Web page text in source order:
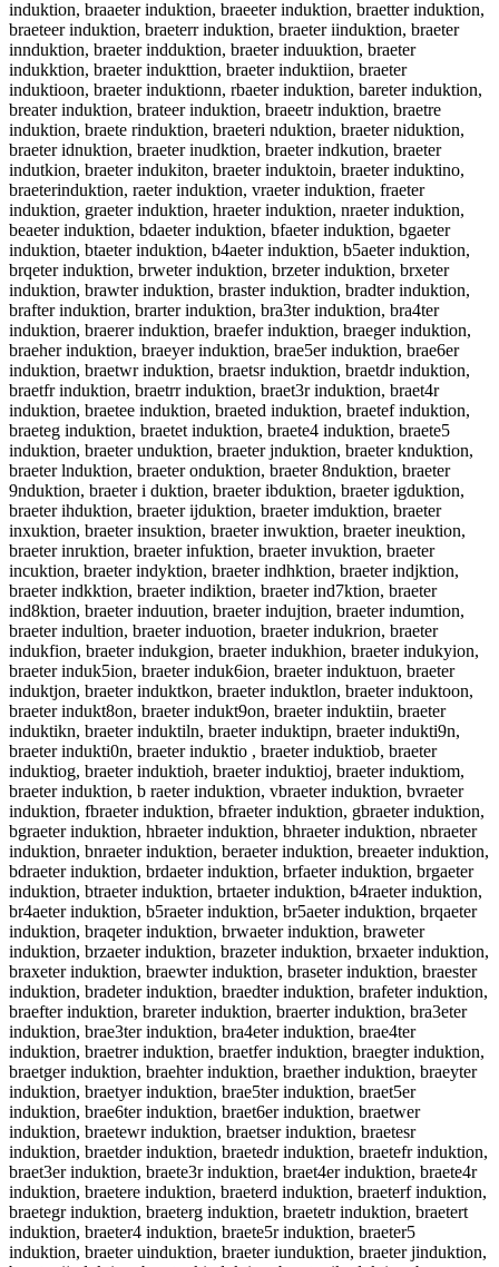
induktion, braaeter induktion, braeeter induktion, braetter induktion,
braeteer induktion, braeterr induktion, braeter iinduktion, braeter
innduktion, braeter indduktion, braeter induuktion, braeter
indukktion, braeter indukttion, braeter induktiion, braeter
induktioon, braeter induktionn, rbaeter induktion, bareter induktion,
breater induktion, brateer induktion, braeetr induktion, braetre
induktion, braete rinduktion, braeteri nduktion, braeter niduktion,
braeter idnuktion, braeter inudktion, braeter indkution, braeter
indutkion, braeter indukiton, braeter induktoin, braeter induktino,
braeterinduktion, raeter induktion, vraeter induktion, fraeter
induktion, graeter induktion, hraeter induktion, nraeter induktion,
beaeter induktion, bdaeter induktion, bfaeter induktion, bgaeter
induktion, btaeter induktion, b4aeter induktion, b5aeter induktion,
brqeter induktion, brweter induktion, brzeter induktion, brxeter
induktion, brawter induktion, braster induktion, bradter induktion,
brafter induktion, brarter induktion, bra3ter induktion, bra4ter
induktion, braerer induktion, braefer induktion, braeger induktion,
braeher induktion, braeyer induktion, brae5er induktion, brae6er
induktion, braetwr induktion, braetsr induktion, braetdr induktion,
braetfr induktion, braetrr induktion, braet3r induktion, braet4r
induktion, braetee induktion, braeted induktion, braetef induktion,
braeteg induktion, braetet induktion, braete4 induktion, braete5
induktion, braeter unduktion, braeter jnduktion, braeter knduktion,
braeter lnduktion, braeter onduktion, braeter 8nduktion, braeter
9nduktion, braeter i duktion, braeter ibduktion, braeter igduktion,
braeter ihduktion, braeter ijduktion, braeter imduktion, braeter
inxuktion, braeter insuktion, braeter inwuktion, braeter ineuktion,
braeter inruktion, braeter infuktion, braeter invuktion, braeter
incuktion, braeter indyktion, braeter indhktion, braeter indjktion,
braeter indkktion, braeter indiktion, braeter ind7ktion, braeter
ind8ktion, braeter induution, braeter indujtion, braeter indumtion,
braeter indultion, braeter induotion, braeter indukrion, braeter
indukfion, braeter indukgion, braeter indukhion, braeter indukyion,
braeter induk5ion, braeter induk6ion, braeter induktuon, braeter
induktjon, braeter induktkon, braeter induktlon, braeter induktoon,
braeter indukt8on, braeter indukt9on, braeter induktiin, braeter
induktikn, braeter induktiln, braeter induktipn, braeter indukti9n,
braeter indukti0n, braeter induktio , braeter induktiob, braeter
induktiog, braeter induktioh, braeter induktioj, braeter induktiom,
braeter induktion, b raeter induktion, vbraeter induktion, bvraeter
induktion, fbraeter induktion, bfraeter induktion, gbraeter induktion,
bgraeter induktion, hbraeter induktion, bhraeter induktion, nbraeter
induktion, bnraeter induktion, beraeter induktion, breaeter induktion,
bdraeter induktion, brdaeter induktion, brfaeter induktion, brgaeter
induktion, btraeter induktion, brtaeter induktion, b4raeter induktion,
br4aeter induktion, b5raeter induktion, br5aeter induktion, brqaeter
induktion, braqeter induktion, brwaeter induktion, braweter
induktion, brzaeter induktion, brazeter induktion, brxaeter induktion,
braxeter induktion, braewter induktion, braseter induktion, braester
induktion, bradeter induktion, braedter induktion, brafeter induktion,
braefter induktion, brareter induktion, braerter induktion, bra3eter
induktion, brae3ter induktion, bra4eter induktion, brae4ter
induktion, braetrer induktion, braetfer induktion, braegter induktion,
braetger induktion, braehter induktion, braether induktion, braeyter
induktion, braetyer induktion, brae5ter induktion, braet5er
induktion, brae6ter induktion, braet6er induktion, braetwer
induktion, braetewr induktion, braetser induktion, braetesr
induktion, braetder induktion, braetedr induktion, braetefr induktion,
braet3er induktion, braete3r induktion, braet4er induktion, braete4r
induktion, braetere induktion, braeterd induktion, braeterf induktion,
braetegr induktion, braeterg induktion, braetetr induktion, braetert
induktion, braeter4 induktion, braete5r induktion, braeter5
induktion, braeter uinduktion, braeter iunduktion, braeter jinduktion,